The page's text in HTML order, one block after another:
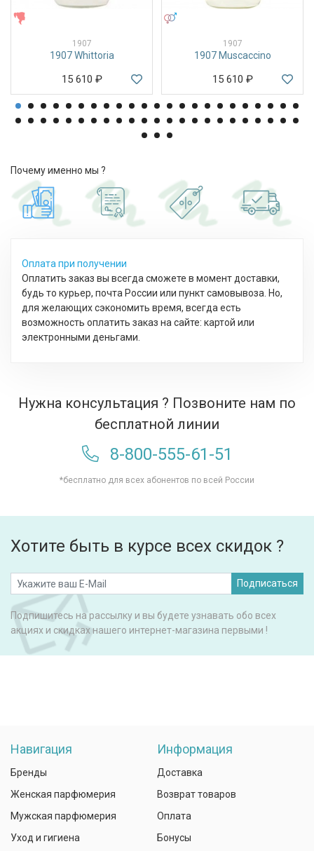
1907
1907 Whittoria
15 610 ₽
1907
1907 Muscaccino
15 610 ₽
Почему именно мы ?
Оплата при получении
Оплатить заказ вы всегда сможете в момент доставки,
будь то курьер, почта России или пункт самовывоза. Но,
для желающих сэкономить время, всегда есть
возможность оплатить заказ на сайте: картой или
электронными деньгами.
Нужна консультация ? Позвоните нам по
бесплатной линии
8-800-555-61-51
*бесплатно для всех абонентов по всей России
Хотите быть в курсе всех скидок ?
Подписаться
Подпишитесь на рассылку и вы будете узнавать обо всех
акциях и скидках нашего интернет-магазина первыми !
Навигация
Бренды
Женская парфюмерия
Мужская парфюмерия
Уход и гигиена
Информация
Доставка
Возврат товаров
Оплата
Бонусы